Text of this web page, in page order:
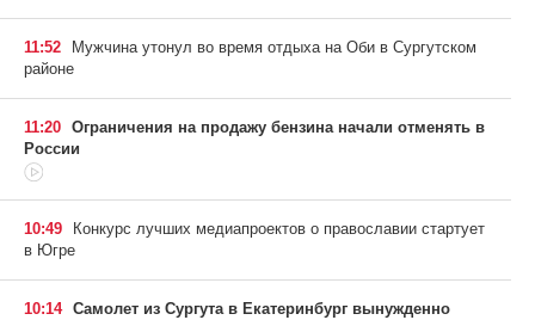
11:52
Мужчина утонул во время отдыха на Оби в Сургутском
районе
11:20 Ограничения на продажу бензина начали отменять в
России
10:49
Конкурс лучших медиапроектов о православии стартует
в Югре
10:14 Самолет из Сургута в Екатеринбург вынужденно